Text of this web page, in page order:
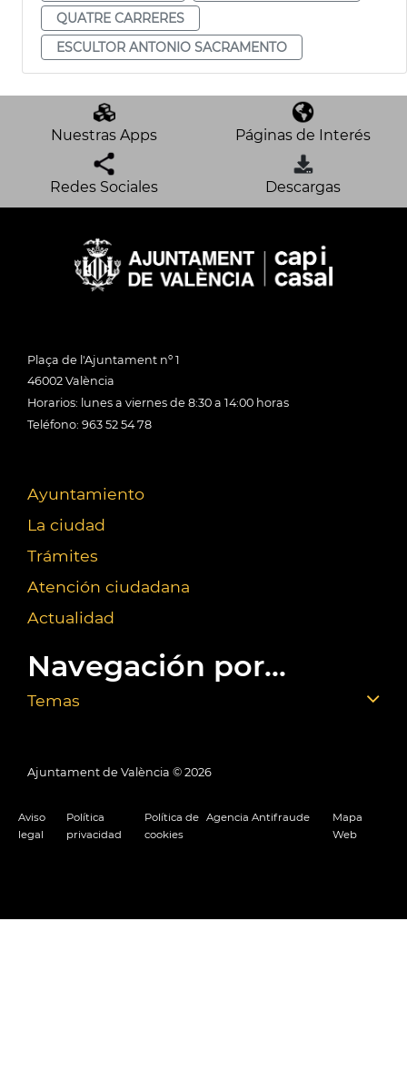
QUATRE CARRERES
ESCULTOR ANTONIO SACRAMENTO
Nuestras Apps Páginas de Interés
Redes Sociales Descargas
Plaça de l'Ajuntament nº 1
46002 València
Horarios: lunes a viernes de 8:30 a 14:00 horas
Teléfono: 963 52 54 78
Ayuntamiento
La ciudad
Trámites
Atención ciudadana
Actualidad
Navegación por...
Temas
Ajuntament de València © 2026
Aviso
legal
Política
privacidad
Política de
cookies
Agencia Antifraude
Mapa
Web